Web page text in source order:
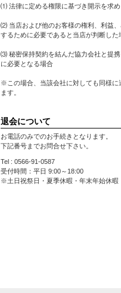
⑴ 法律に定める権限に基づき開示を求
⑵ 当店および他のお客様の権利、利益
するために必要であると当店が判断した
⑶ 秘密保持契約を結んだ協力会社と提
に必要となる場合
※この場合、当該会社に対しても同様に
ます。
退会について
お電話のみでのお手続きとなります。
下記番号までお問合せ下さい。
Tel : 0566-91-0587
受付時間：平日 9:00～18:00
※土日祝祭日・夏季休暇・年末年始休暇